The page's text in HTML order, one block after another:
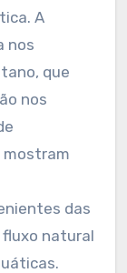
A
nos
que
nos
mostram
das
natural